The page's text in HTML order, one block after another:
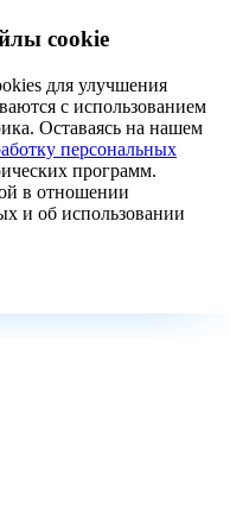
cookie
для улучшения
с использованием
Оставаясь на нашем
персональных
программ.
в отношении
и об использовании